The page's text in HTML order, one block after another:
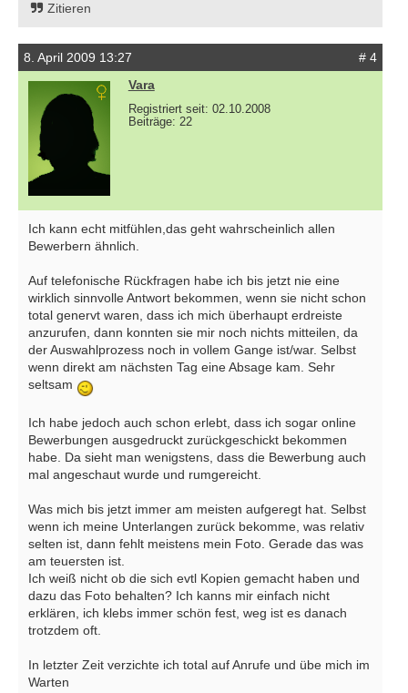
Zitieren
8. April 2009 13:27
# 4
Vara
Registriert seit: 02.10.2008
Beiträge: 22
Ich kann echt mitfühlen,das geht wahrscheinlich allen
Bewerbern ähnlich.
Auf telefonische Rückfragen habe ich bis jetzt nie eine
wirklich sinnvolle Antwort bekommen, wenn sie nicht schon
total genervt waren, dass ich mich überhaupt erdreiste
anzurufen, dann konnten sie mir noch nichts mitteilen, da
der Auswahlprozess noch in vollem Gange ist/war. Selbst
wenn direkt am nächsten Tag eine Absage kam. Sehr
seltsam
Ich habe jedoch auch schon erlebt, dass ich sogar online
Bewerbungen ausgedruckt zurückgeschickt bekommen
habe. Da sieht man wenigstens, dass die Bewerbung auch
mal angeschaut wurde und rumgereicht.
Was mich bis jetzt immer am meisten aufgeregt hat. Selbst
wenn ich meine Unterlangen zurück bekomme, was relativ
selten ist, dann fehlt meistens mein Foto. Gerade das was
am teuersten ist.
Ich weiß nicht ob die sich evtl Kopien gemacht haben und
dazu das Foto behalten? Ich kanns mir einfach nicht
erklären, ich klebs immer schön fest, weg ist es danach
trotzdem oft.
In letzter Zeit verzichte ich total auf Anrufe und übe mich im
Warten